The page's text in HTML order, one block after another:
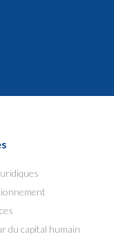
du capital humain